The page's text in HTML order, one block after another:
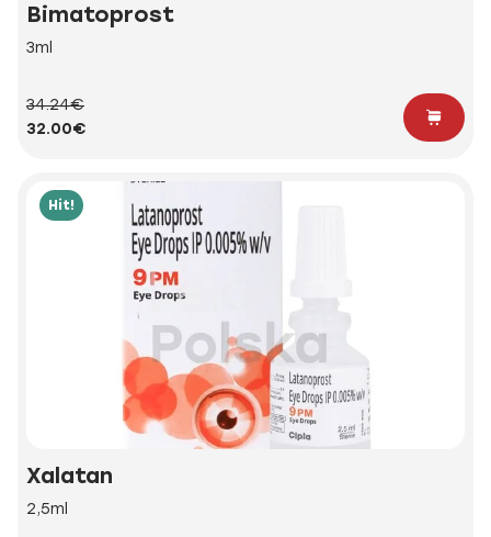
Bimatoprost
3ml
34.24€
32.00€
Hit!
Xalatan
2,5ml